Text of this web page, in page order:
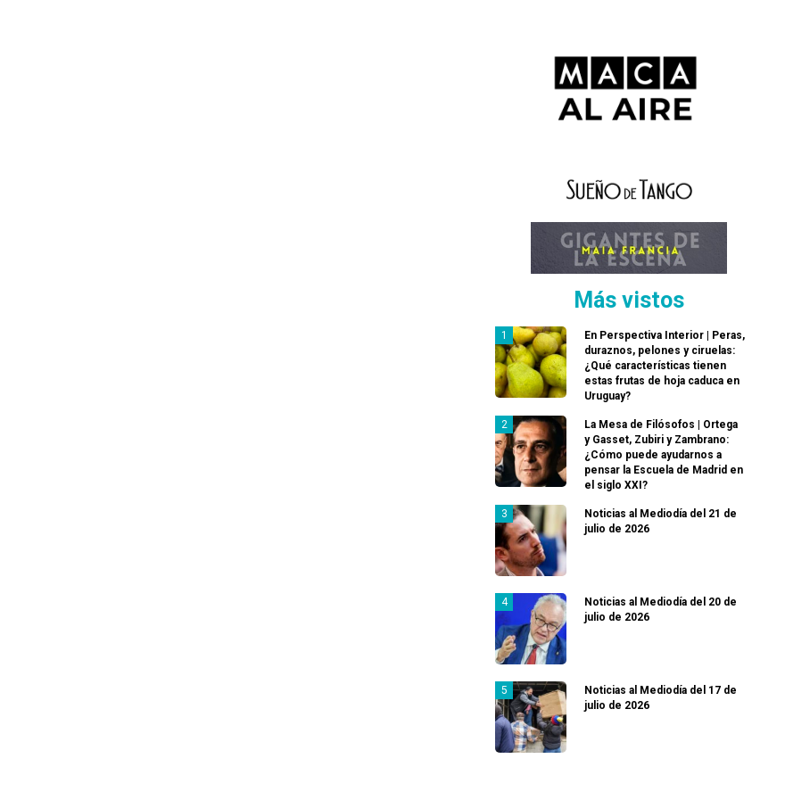
Más vistos
En Perspectiva Interior | Peras,
duraznos, pelones y ciruelas:
¿Qué características tienen
estas frutas de hoja caduca en
Uruguay?
La Mesa de Filósofos | Ortega
y Gasset, Zubiri y Zambrano:
¿Cómo puede ayudarnos a
pensar la Escuela de Madrid en
el siglo XXI?
Noticias al Mediodía del 21 de
julio de 2026
Noticias al Mediodía del 20 de
julio de 2026
Noticias al Mediodía del 17 de
julio de 2026